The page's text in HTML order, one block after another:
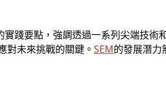
實踐要點，強調透過一系列尖端技術
對未來挑戰的關鍵。SEM的發展潛力